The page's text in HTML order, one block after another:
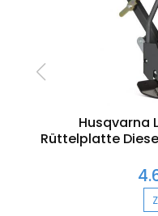
Husqvarna
Rüttelplatte